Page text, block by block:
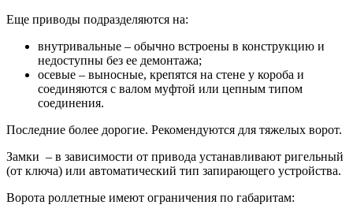
Еще приводы подразделяются на:
внутривальные – обычно встроены в конструкцию и
недоступны без ее демонтажа;
осевые – выносные, крепятся на стене у короба и
соединяются с валом муфтой или цепным типом
соединения.
Последние более дорогие. Рекомендуются для тяжелых ворот.
Замки – в зависимости от привода устанавливают ригельный
(от ключа) или автоматический тип запирающего устройства.
Ворота роллетные имеют ограничения по габаритам: